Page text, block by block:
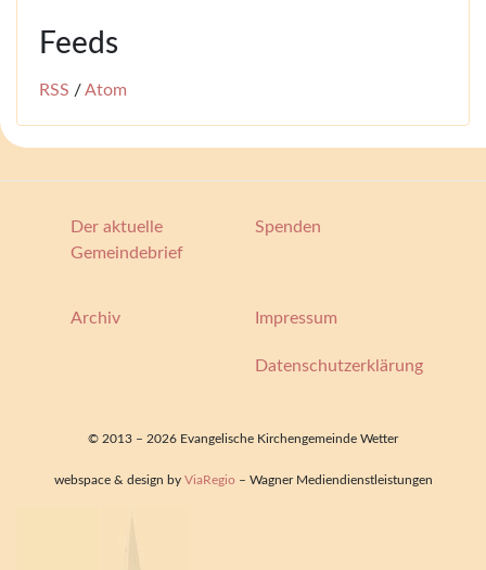
Feeds
RSS /Atom
Der aktuelle
Gemeindebrief
Spenden
Archiv Impressum
Datenschutzerklärung
© 2013 – 2026 Evangelische Kirchengemeinde Wetter
webspace & design by ViaRegio– Wagner Mediendienstleistungen